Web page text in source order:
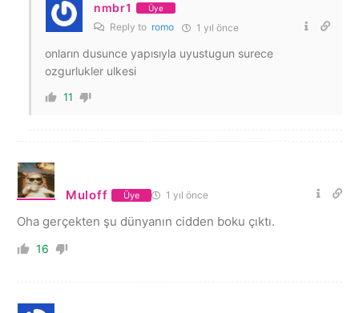
nmbr1 Üye
Reply to romo 1 yıl önce
onların dusunce yapısıyla uyustugun surece
ozgurlukler ulkesi
11
Muloff Üye 1 yıl önce
Oha gerçekten şu dünyanın cidden boku çıktı.
16